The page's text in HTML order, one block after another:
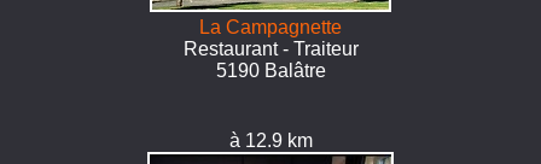
La Campagnette
Restaurant - Traiteur
5190 Balâtre
à 12.9 km